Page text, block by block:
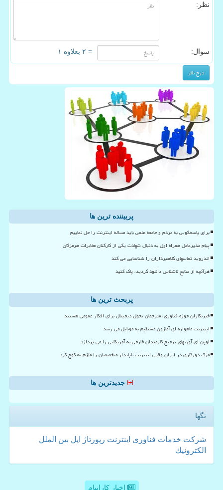
نظر:
سوال: = ۲ بعلاوه ۱
پربیننده ترین ها
برای پاسخگویی به مردم و جامعه علمی باید مساله اینترنت را حل نماییم
پیام مدیرعامل همراه اول به دنبال شهادت یکی از کارکنان مخابرات هرمزگان
اندروید تماسهای کلاهبرداران را شناسایی می کند
هرآنچه از منابع ناشناس دانلود کردید، پاک کنید
پربحث ترین ها
خبرنگاران حوزه فناوری، مترجمان تحول دیجیتال برای افکار عمومی هستند
اینترنت ماهواره ای آمازون مستقیم به موبایل می رسد
اوپن ای آی بهای ترجیح کارمندان خارجی به آمریکایی را می پردازد
مرگ دورکاری در ایران وقتی اینترنت ناپایدار متخصصان را ملزم به کوچ کرد
جدیدترین ها
تگها
شركت خدمات فناوری اینترنت رپورتاژ اپل بین الملل
الكترونیك
اخبار کاراپیام